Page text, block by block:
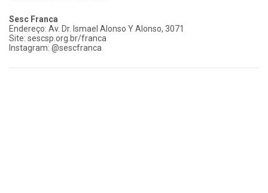
Sesc Franca
Endereço: Av. Dr. Ismael Alonso Y Alonso, 3071
Site: sescsp.org.br/franca
Instagram: @sescfranca